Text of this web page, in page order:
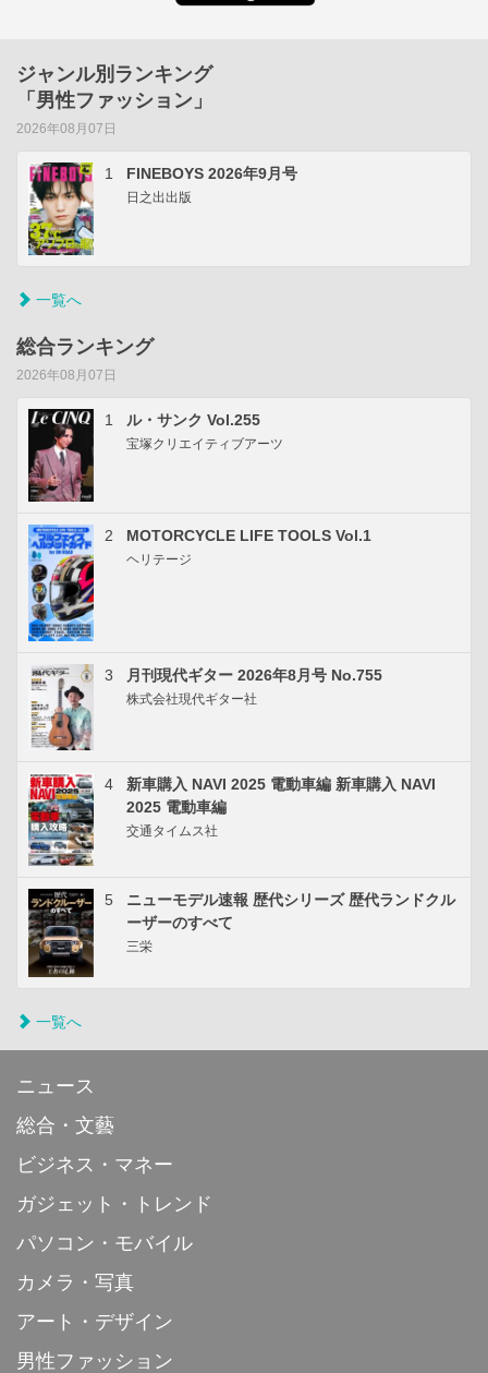
ジャンル別ランキング
「男性ファッション」
2026年08月07日
1 FINEBOYS 2026年9月号
日之出出版
一覧へ
総合ランキング
2026年08月07日
1 ル・サンク Vol.255
宝塚クリエイティブアーツ
2 MOTORCYCLE LIFE TOOLS Vol.1
ヘリテージ
3 月刊現代ギター 2026年8月号 No.755
株式会社現代ギター社
4
新車購入 NAVI 2025 電動車編 新車購入 NAVI
2025 電動車編
交通タイムス社
5
ニューモデル速報 歴代シリーズ 歴代ランドクル
ーザーのすべて
三栄
一覧へ
ニュース
総合・文藝
ビジネス・マネー
ガジェット・トレンド
パソコン・モバイル
カメラ・写真
アート・デザイン
男性ファッション